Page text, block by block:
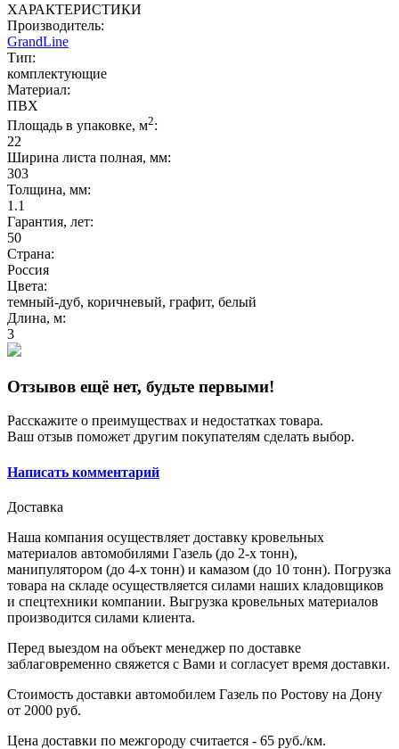
ХАРАКТЕРИСТИКИ
Производитель:
GrandLine
Тип:
комплектующие
Материал:
ПВХ
Площадь в упаковке, м2:
22
Ширина листа полная, мм:
303
Толщина, мм:
1.1
Гарантия, лет:
50
Страна:
Россия
Цвета:
темный-дуб, коричневый, графит, белый
Длина, м:
3
Отзывов ещё нет, будьте первыми!
Расскажите о преимуществах и недостатках товара.
Ваш отзыв поможет другим покупателям сделать выбор.
Написать комментарий
Доставка
Наша компания осуществляет доставку кровельных
материалов автомобилями Газель (до 2-х тонн),
манипулятором (до 4-х тонн) и камазом (до 10 тонн). Погрузка
товара на складе осуществляется силами наших кладовщиков
и спецтехники компании. Выгрузка кровельных материалов
производится силами клиента.
Перед выездом на объект менеджер по доставке
заблаговременно свяжется с Вами и согласует время доставки.
Стоимость доставки автомобилем Газель по Ростову на Дону
от 2000 руб.
Цена доставки по межгороду считается - 65 руб./км.